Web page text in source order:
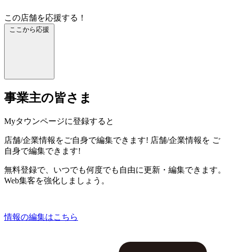
この店舗を応援する！
ここから応援
事業主の皆さま
Myタウンページに登録すると
店舗/企業情報をご自身で編集できます! 店舗/企業情報を ご
自身で編集できます!
無料登録で、いつでも何度でも自由に更新・編集できます。
Web集客を強化しましょう。
情報の編集はこちら